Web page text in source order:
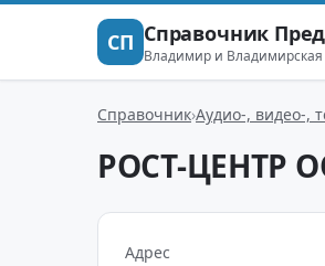
СП Справочник
Владимир и Владимирская
Справочник Аудио-, видео-,
РОСТ-ЦЕНТР
Адрес